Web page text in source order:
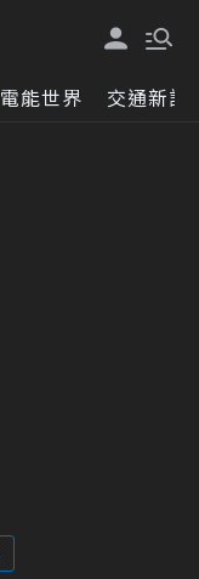
電能世界 交通新訊